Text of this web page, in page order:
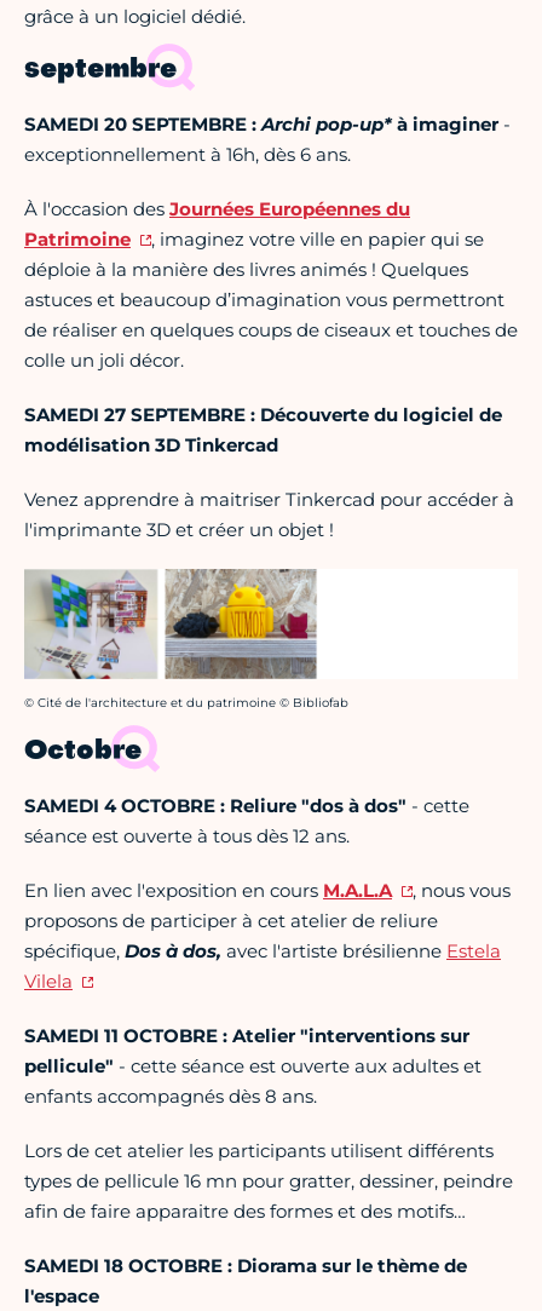
grâce à un logiciel dédié.
septembre
SAMEDI 20 SEPTEMBRE : Archi pop-up*à imaginer -
exceptionnellement à 16h, dès 6 ans.
À l'occasion des Journées Européennes du
Patrimoine
, imaginez votre ville en papier qui se
déploie à la manière des livres animés ! Quelques
astuces et beaucoup d’imagination vous permettront
de réaliser en quelques coups de ciseaux et touches de
colle un joli décor.
SAMEDI 27 SEPTEMBRE : Découverte du logiciel de
modélisation 3D Tinkercad
Venez apprendre à maitriser Tinkercad pour accéder à
l'imprimante 3D et créer un objet !
Crédit photo :
© Cité de l'architecture et du patrimoine © Bibliofab
Octobre
SAMEDI 4 OCTOBRE : Reliure "dos à dos" - cette
séance est ouverte à tous dès 12 ans.
En lien avec l'exposition en cours M.A.L.A
, nous vous
proposons de participer à cet atelier de reliure
spécifique, Dos à dos, avec l'artiste brésilienne Estela
Vilela
SAMEDI 11 OCTOBRE : Atelier "interventions sur
pellicule" - cette séance est ouverte aux adultes et
enfants accompagnés dès 8 ans.
Lors de cet atelier les participants utilisent différents
types de pellicule 16 mn pour gratter, dessiner, peindre
afin de faire apparaitre des formes et des motifs…
SAMEDI 18 OCTOBRE : Diorama sur le thème de
l'espace